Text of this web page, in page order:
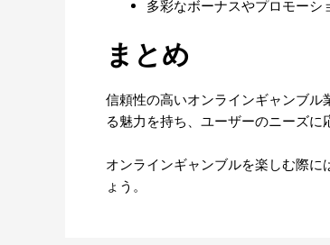
多彩なボーナスやプロモーシ
まとめ
信頼性の高いオンラインギャンブ
る魅力を持ち、ユーザーのニーズに
オンラインギャンブルを楽しむ際
ょう。